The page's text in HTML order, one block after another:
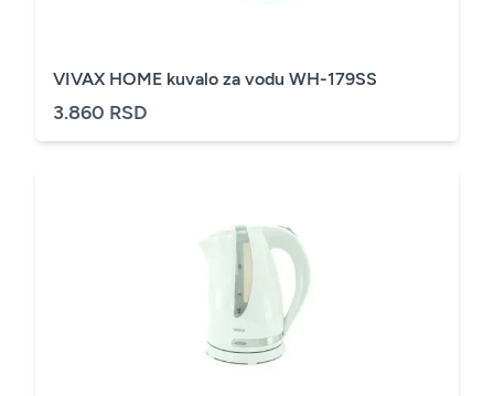
VIVAX HOME kuvalo za vodu WH-179SS
3.860 RSD